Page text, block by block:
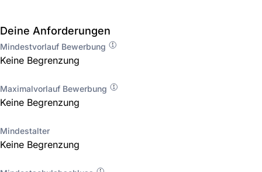
Deine Anforderungen
Mindestvorlauf Bewerbung
Keine Begrenzung
Maximalvorlauf Bewerbung
Keine Begrenzung
Mindestalter
Keine Begrenzung